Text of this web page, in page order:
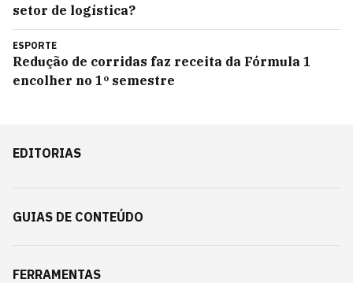
setor de logística?
ESPORTE
Redução de corridas faz receita da Fórmula 1
encolher no 1º semestre
EDITORIAS
GUIAS DE CONTEÚDO
FERRAMENTAS